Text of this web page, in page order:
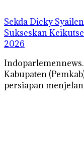
Sekda Dicky
Sukseskan
2026
Kabupaten
persiapan